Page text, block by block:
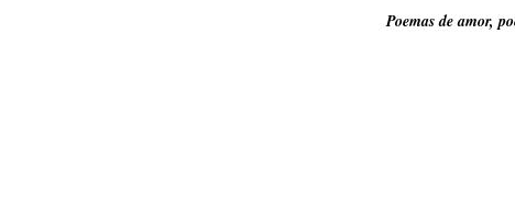
Poemas de amor,